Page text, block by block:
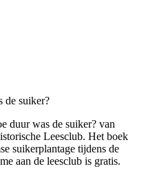
de suiker?
duur was de suiker? van
Leesclub. Het boek
suikerplantage tijdens de
aan de leesclub is gratis.